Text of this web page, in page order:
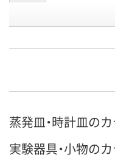
蒸発皿・時計皿の
実験器具・小物の